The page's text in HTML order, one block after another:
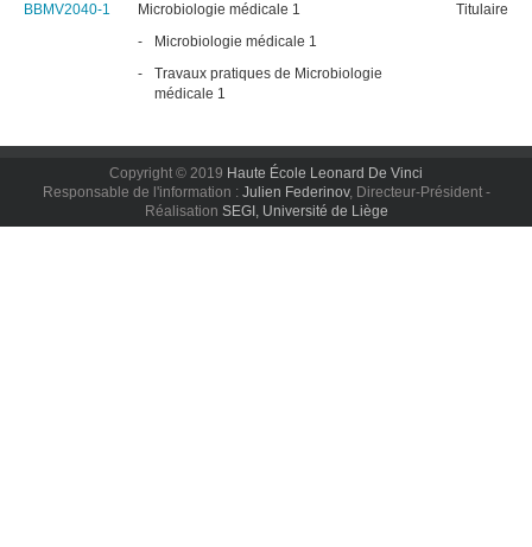
BBMV2040-1 Microbiologie médicale 1
Titulaire
-
Microbiologie médicale 1
-
Travaux pratiques de Microbiologie
médicale 1
Copyright © 2019 Haute École Leonard De Vinci
Responsable de l'information : Julien Federinov, Directeur-Président -
Réalisation SEGI, Université de Liège